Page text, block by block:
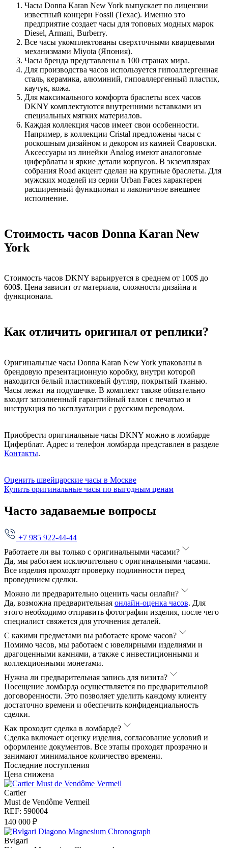
Часы Donna Karan New York выпускает по лицензии
известный концерн Fossil (Техас). Именно это
предприятие создает часы для топовых модных марок
Diesel, Armani, Burberry.
Все часы укомплектованы сверхточными кварцевыми
механизмами Miyota (Япония).
Часы бренда представлены в 100 странах мира.
Для производства часов используется гипоаллергенная
сталь, керамика, алюминий, гипоаллергенный пластик,
каучук, кожа.
Для максимального комфорта браслеты всех часов
DKNY комплектуются внутренними вставками из
специальных мягких материалов.
Каждая коллекция часов имеет свои особенности.
Например, в коллекции Cristal предложены часы с
роскошным дизайном и декором из камней Сваровски.
Аксессуары из линейки Analog имеют аналоговые
циферблаты и яркие детали корпусов. В экземплярах
собрания Road акцент сделан на крупные браслеты. Для
мужских моделей из серии Urban Faces характерен
расширенный функционал и лаконичное внешнее
исполнение.
Стоимость часов Donna Karan New
York
Стоимость часов DKNY варьируется в среднем от 100$ до
600$. Цена зависит от материала, сложности дизайна и
функционала.
Как отличить оригинал от реплики?
Оригинальные часы Donna Karan New York упакованы в
брендовую презентационную коробку, внутри которой
находится белый пластиковый футляр, покрытый тканью.
Часы лежат на подушечке. В комплект также обязательно
входит заполненный гарантийный талон с печатью и
инструкция по эксплуатации с русским переводом.
Приобрести оригинальные часы DKNY можно в ломбарде
Циферблат. Адрес и телефон ломбарда представлен в разделе
Контакты.
Оценить швейцарские часы в Москве
Купить оригинальные часы по выгодным ценам
Часто задаваемые вопросы
+7 985 922-44-44
Работаете ли вы только с оригинальными часами?
Да, мы работаем исключительно с оригинальными часами.
Все изделия проходят проверку подлинности перед
проведением сделки.
Можно ли предварительно оценить часы онлайн?
Да, возможна предварительная онлайн-оценка часов. Для
этого необходимо отправить фотографии изделия, после чего
специалист свяжется для уточнения деталей.
С какими предметами вы работаете кроме часов?
Помимо часов, мы работаем с ювелирными изделиями и
драгоценными камнями, а также с инвестиционными и
коллекционными монетами.
Нужна ли предварительная запись для визита?
Посещение ломбарда осуществляется по предварительной
договоренности. Это позволяет уделить каждому клиенту
достаточно времени и обеспечить конфиденциальность
сделки.
Как проходит сделка в ломбарде?
Сделка включает оценку изделия, согласование условий и
оформление документов. Все этапы проходят прозрачно и
занимают минимальное количество времени.
Последние поступления
Цена снижена
Cartier
Must de Vendôme Vermeil
REF: 590004
140 000 ₽
Bvlgari